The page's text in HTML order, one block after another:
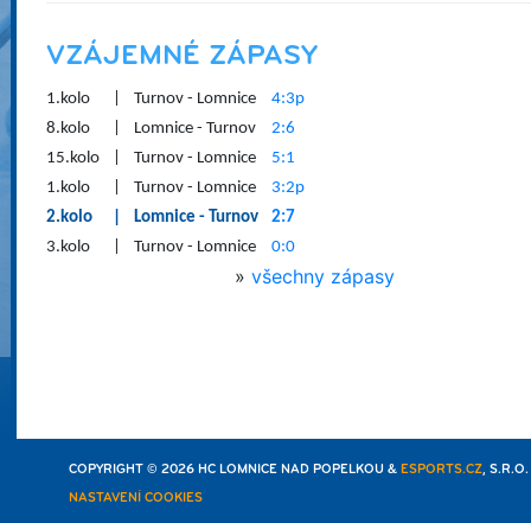
VZÁJEMNÉ ZÁPASY
1.kolo Turnov - Lomnice
4:3p
8.kolo
Lomnice - Turnov
2:6
15.kolo
Turnov - Lomnice
5:1
1.kolo
Turnov - Lomnice
3:2p
2.kolo
Lomnice - Turnov
2:7
3.kolo
Turnov - Lomnice 0:0
» všechny zápasy
COPYRIGHT © 2026 HC LOMNICE NAD POPELKOU & ESPORTS.CZ, S.R.O.
NASTAVENÍ COOKIES